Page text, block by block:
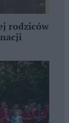
rodziców